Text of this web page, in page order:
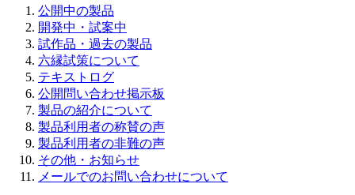
公開中の製品
開発中・試案中
試作品・過去の製品
六縁試策について
テキストログ
公開問い合わせ掲示板
製品の紹介について
製品利用者の称賛の声
製品利用者の非難の声
その他・お知らせ
メールでのお問い合わせについて